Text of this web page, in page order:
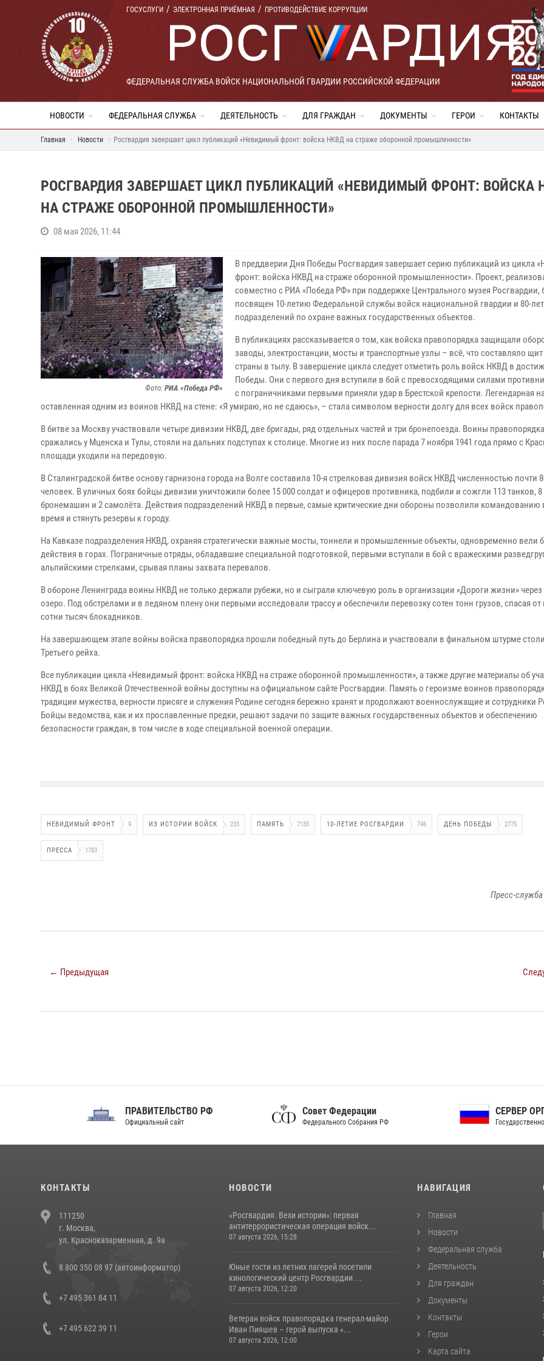
ГОСУСЛУГИ ЭЛЕКТРОННАЯ ПРИЁМНАЯ ПРОТИВОДЕЙСТВИЕ КОРРУПЦИИ
ФЕДЕРАЛЬНАЯ СЛУЖБА ВОЙСК НАЦИОНАЛЬНОЙ ГВАРДИИ РОССИЙСКОЙ ФЕДЕРАЦИИ
НОВОСТИ ФЕДЕРАЛЬНАЯ СЛУЖБА ДЕЯТЕЛЬНОСТЬ ДЛЯ ГРАЖДАН ДОКУМЕНТЫ ГЕРОИ КОНТАКТЫ
Главная Новости Росгвардия завершает цикл публикаций «Невидимый фронт: войска НКВД на страже оборонной промышленности»
РОСГВАРДИЯ ЗАВЕРШАЕТ ЦИКЛ ПУБЛИКАЦИЙ «НЕВИДИМЫЙ ФРОНТ: ВОЙСКА
НА СТРАЖЕ ОБОРОННОЙ ПРОМЫШЛЕННОСТИ»
08 мая 2026, 11:44
Фото: РИА «Победа РФ»
В преддверии Дня Победы Росгвардия завершает серию публикаций из цикла
фронт: войска НКВД на страже оборонной промышленности». Проект,
совместно с РИА «Победа РФ» при поддержке Центрального музея Росгвардии,
посвящен 10-летию Федеральной службы войск национальной гвардии и 80-
подразделений по охране важных государственных объектов.
В публикациях рассказывается о том, как войска правопорядка защищали
заводы, электростанции, мосты и транспортные узлы – всё, что составляло
страны в тылу. В завершение цикла следует отметить роль войск НКВД в
Победы. Они с первого дня вступили в бой с превосходящими силами
с пограничниками первыми приняли удар в Брестской крепости. Легендарная
оставленная одним из воинов НКВД на стене: «Я умираю, но не сдаюсь», – стала символом верности долгу для всех войск
В битве за Москву участвовали четыре дивизии НКВД, две бригады, ряд отдельных частей и три бронепоезда. Воины правопорядка
сражались у Мценска и Тулы, стояли на дальних подступах к столице. Многие из них после парада 7 ноября 1941 года прямо с
площади уходили на передовую.
В Сталинградской битве основу гарнизона города на Волге составила 10-я стрелковая дивизия войск НКВД численностью почти
человек. В уличных боях бойцы дивизии уничтожили более 15 000 солдат и офицеров противника, подбили и сожгли 113 танков, 8
бронемашин и 2 самолёта. Действия подразделений НКВД в первые, самые критические дни обороны позволили командованию
время и стянуть резервы к городу.
На Кавказе подразделения НКВД, охраняя стратегически важные мосты, тоннели и промышленные объекты, одновременно вели
действия в горах. Пограничные отряды, обладавшие специальной подготовкой, первыми вступали в бой с вражескими
альпийскими стрелками, срывая планы захвата перевалов.
В обороне Ленинграда воины НКВД не только держали рубежи, но и сыграли ключевую роль в организации «Дороги жизни»
озеро. Под обстрелами и в ледяном плену они первыми исследовали трассу и обеспечили перевозку сотен тонн грузов, спасая от
сотни тысяч блокадников.
На завершающем этапе войны войска правопорядка прошли победный путь до Берлина и участвовали в финальном штурме
Третьего рейха.
Все публикации цикла «Невидимый фронт: войска НКВД на страже оборонной промышленности», а также другие материалы об
НКВД в боях Великой Отечественной войны доступны на официальном сайте Росгвардии. Память о героизме воинов
традиции мужества, верности присяге и служения Родине сегодня бережно хранят и продолжают военнослужащие и сотрудники
Бойцы ведомства, как и их прославленные предки, решают задачи по защите важных государственных объектов и обеспечению
безопасности граждан, в том числе в ходе специальной военной операции.
НЕВИДИМЫЙ ФРОНТ 9 ИЗ ИСТОРИИ ВОЙСК 233 ПАМЯТЬ 7130 10-ЛЕТИЕ РОСГВАРДИИ 746 ДЕНЬ ПОБЕДЫ 2775
ПРЕССА 1783
Пресс-служба
← Предыдущая
ПРАВИТЕЛЬСТВО РФ
Официальный сайт
Совет Федерации
Федерального Собрания РФ
СЕРВЕР ОРГАНОВ
Государственной власти РФ
КОНТАКТЫ
111250
г. Москва,
ул. Красноказарменная, д. 9а
8 800 350 08 97 (автоинформатор)
+7 495 361 84 11
+7 495 622 39 11
НОВОСТИ
«Росгвардия. Вехи истории»: первая
антитеррористическая операция войск...
07 августа 2026, 15:28
Юные гости из летних лагерей посетили
кинологический центр Росгвардии ...
07 августа 2026, 12:20
Ветеран войск правопорядка генерал-майор
Иван Пияшев – герой выпуска «...
07 августа 2026, 12:00
НАВИГАЦИЯ
Главная
Новости
Федеральная служба
Деятельность
Для граждан
Документы
Контакты
Герои
Карта сайта